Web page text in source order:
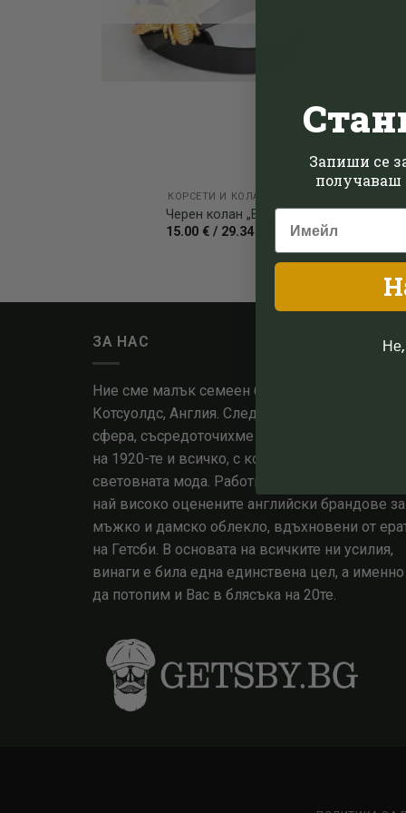
КОРСЕТИ И КОЛАНИ
Черен колан „BEE“
15.00 € / 29.34
ЗА НАС
Ние сме малък семеен бизнес, базиран в
Котсуолдс, Англия. След години опит в модната
сфера, съсредоточихме знанията си в епохата
на 1920-те и всичко, с което тя промени
световната мода. Работим от години с едни от
най високо оценените английски брандове за
мъжко и дамско облекло, вдъхновени от
на Гетсби. В основата на всичките ни усилия,
винаги е била една единствена цел, а именно
да потопим и Вас в блясъка на 20те.
Запиши се
получаваш